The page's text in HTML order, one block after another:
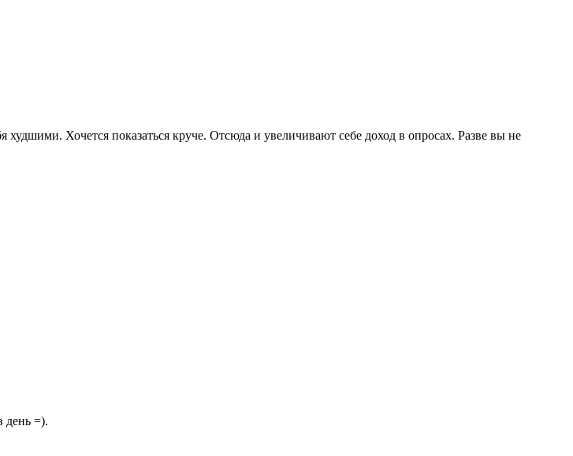
худшими. Хочется показаться круче. Отсюда и увеличивают себе доход в опросах. Разве вы не
день =).